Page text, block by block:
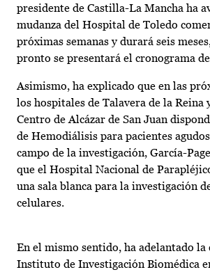
presidente de Castilla-La Mancha ha
mudanza del Hospital de Toledo
próximas semanas y durará seis
pronto se presentará el cronograma
Asimismo, ha explicado que en las
los hospitales de Talavera de la Reina
Centro de Alcázar de San Juan
de Hemodiálisis para pacientes
campo de la investigación, García-
que el Hospital Nacional de
una sala blanca para la investigación
celulares.
En el mismo sentido, ha adelantado la
Instituto de Investigación Biomédica